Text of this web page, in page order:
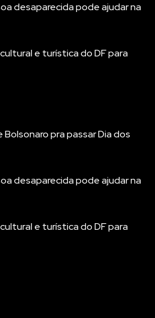
desaparecida pode ajudar na
e turística do DF para
pra passar Dia dos
desaparecida pode ajudar na
e turística do DF para